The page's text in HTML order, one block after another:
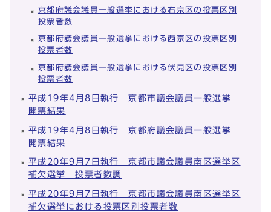
京都府議会議員一般選挙における右京区の投票区別
投票者数
京都府議会議員一般選挙における西京区の投票区別
投票者数
京都府議会議員一般選挙における伏見区の投票区別
投票者数
平成19年4月8日執行 京都市議会議員一般選挙
開票結果
平成19年4月8日執行 京都府議会議員一般選挙
開票結果
平成20年9月7日執行 京都市議会議員南区選挙区
補欠選挙 投票者数調
平成20年9月7日執行 京都市議会議員南区選挙区
補欠選挙における投票区別投票者数